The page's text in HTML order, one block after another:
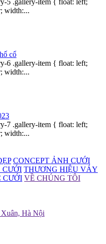
width:...
cổ
6 .gallery-item { float: left;
width:...
7 .gallery-item { float: left;
width:...
CONCEPT ẢNH CƯỚI
CƯỚI THƯƠNG HIỆU VÁY
CƯỚI VỀ CHÚNG TÔI
Hà Nội